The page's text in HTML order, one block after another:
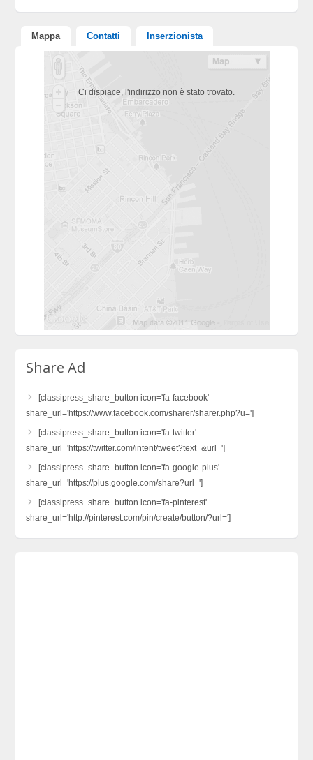
Mappa Contatti Inserzionista
Ci dispiace, l'indirizzo non è stato trovato.
Share Ad
[classipress_share_button icon='fa-facebook'
share_url='https://www.facebook.com/sharer/sharer.php?u=']
[classipress_share_button icon='fa-twitter'
share_url='https://twitter.com/intent/tweet?text=&url=']
[classipress_share_button icon='fa-google-plus'
share_url='https://plus.google.com/share?url=']
[classipress_share_button icon='fa-pinterest'
share_url='http://pinterest.com/pin/create/button/?url=']